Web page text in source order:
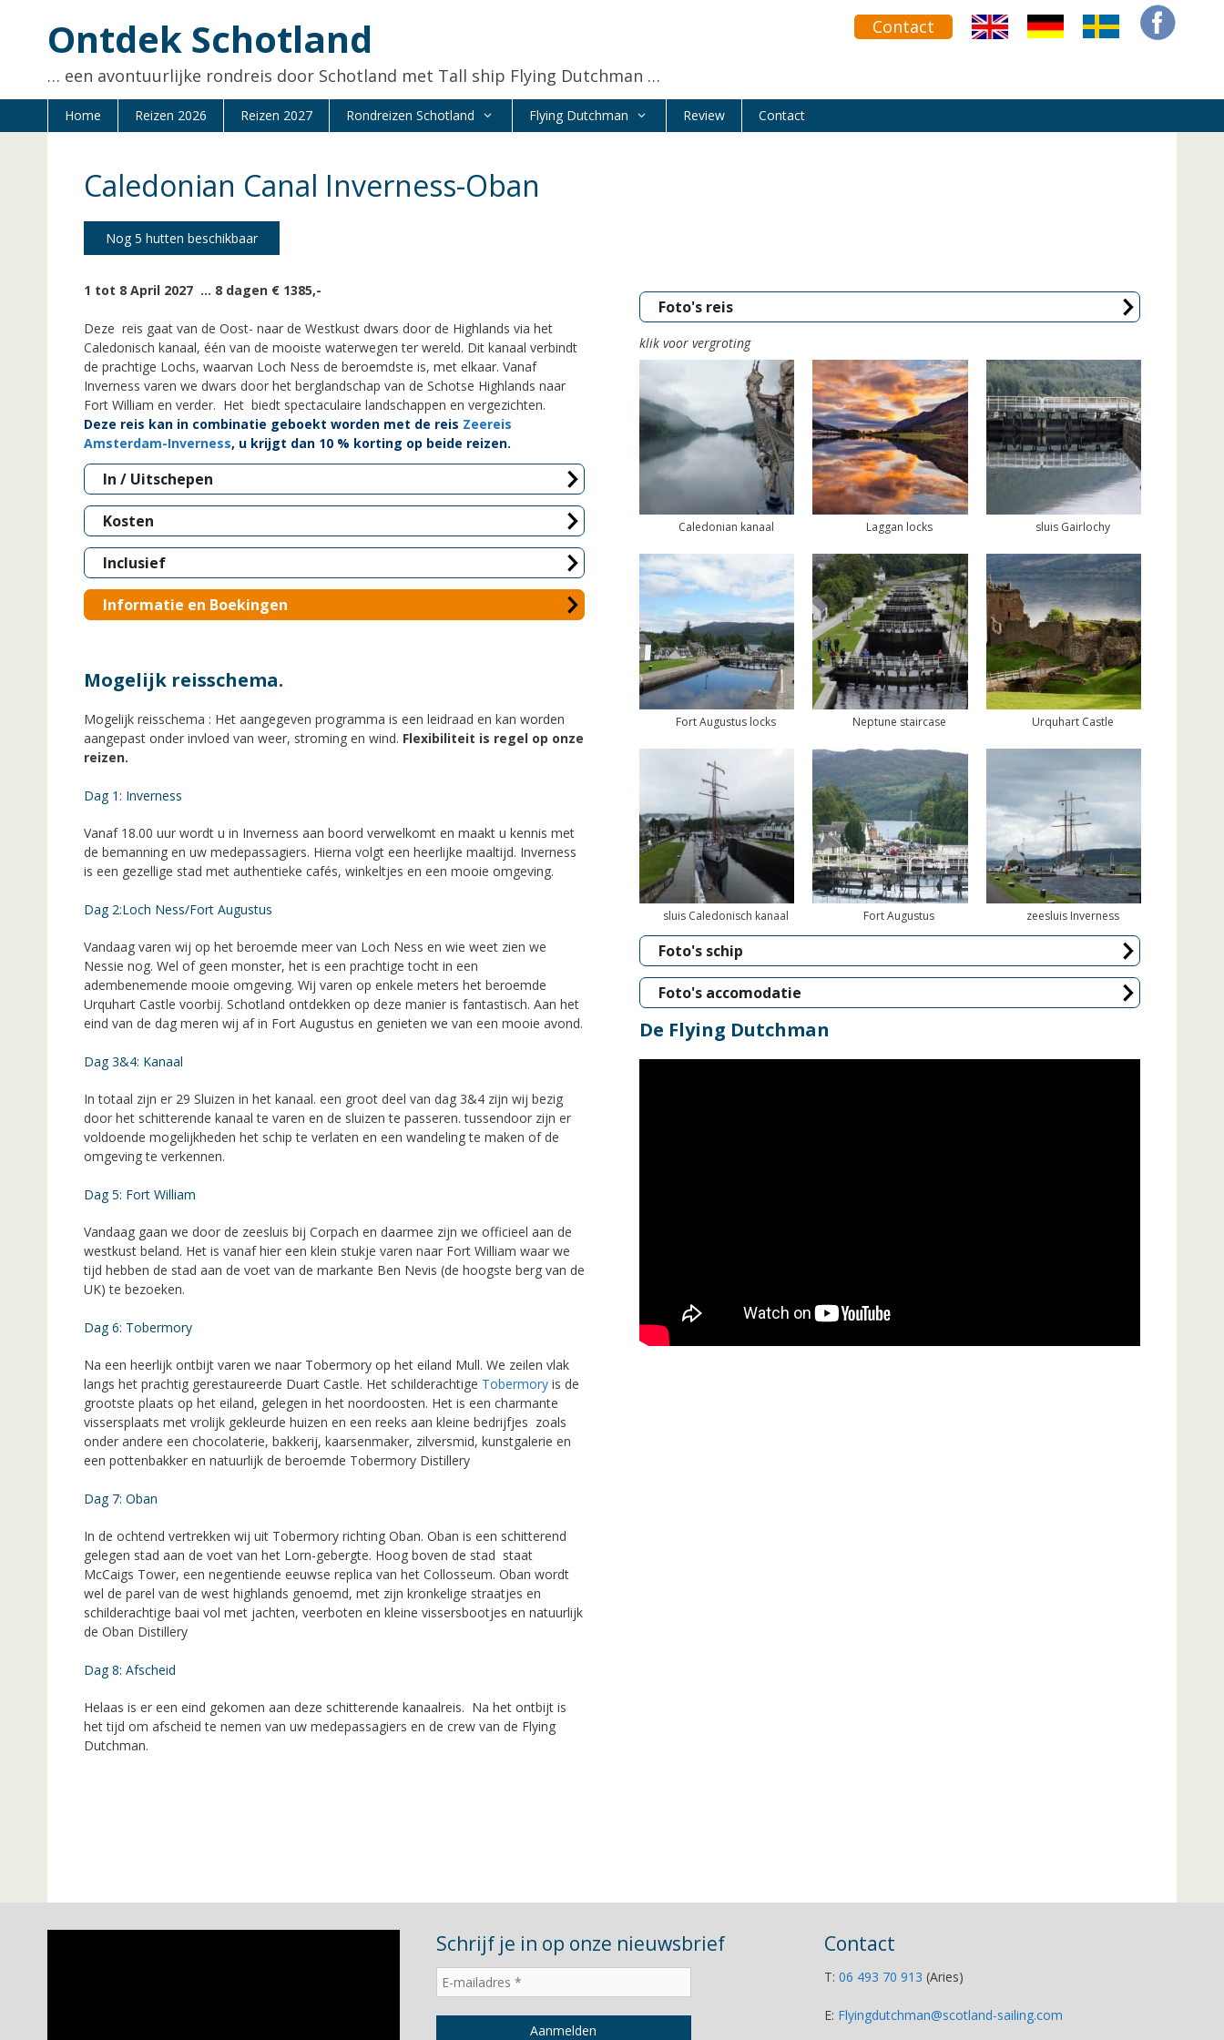
Contact
Ontdek Schotland
… een avontuurlijke rondreis door Schotland met Tall ship Flying Dutchman …
Home Reizen 2026 Reizen 2027 Rondreizen Schotland Flying Dutchman Review Contact
Caledonian Canal Inverness-Oban
Nog 5 hutten beschikbaar
1 tot 8 April 2027 … 8 dagen € 1385,-
Deze reis gaat van de Oost- naar de Westkust dwars door de Highlands via het
Caledonisch kanaal, één van de mooiste waterwegen ter wereld. Dit kanaal verbindt
de prachtige Lochs, waarvan Loch Ness de beroemdste is, met elkaar. Vanaf
Inverness varen we dwars door het berglandschap van de Schotse Highlands naar
Fort William en verder. Het biedt spectaculaire landschappen en vergezichten.
Deze reis kan in combinatie geboekt worden met de reis Zeereis
Amsterdam-Inverness, u krijgt dan 10 % korting op beide reizen.
In / Uitschepen
Kosten
Inclusief
Informatie en Boekingen
Mogelijk reisschema.
Mogelijk reisschema : Het aangegeven programma is een leidraad en kan worden
aangepast onder invloed van weer, stroming en wind. Flexibiliteit is regel op onze
reizen.
Dag 1: Inverness
Vanaf 18.00 uur wordt u in Inverness aan boord verwelkomt en maakt u kennis met
de bemanning en uw medepassagiers. Hierna volgt een heerlijke maaltijd. Inverness
is een gezellige stad met authentieke cafés, winkeltjes en een mooie omgeving.
Dag 2:Loch Ness/Fort Augustus
Vandaag varen wij op het beroemde meer van Loch Ness en wie weet zien we
Nessie nog. Wel of geen monster, het is een prachtige tocht in een
adembenemende mooie omgeving. Wij varen op enkele meters het beroemde
Urquhart Castle voorbij. Schotland ontdekken op deze manier is fantastisch. Aan het
eind van de dag meren wij af in Fort Augustus en genieten we van een mooie avond.
Dag 3&4: Kanaal
In totaal zijn er 29 Sluizen in het kanaal. een groot deel van dag 3&4 zijn wij bezig
door het schitterende kanaal te varen en de sluizen te passeren. tussendoor zijn er
voldoende mogelijkheden het schip te verlaten en een wandeling te maken of de
omgeving te verkennen.
Dag 5: Fort William
Vandaag gaan we door de zeesluis bij Corpach en daarmee zijn we officieel aan de
westkust beland. Het is vanaf hier een klein stukje varen naar Fort William waar we
tijd hebben de stad aan de voet van de markante Ben Nevis (de hoogste berg van de
UK) te bezoeken.
Dag 6: Tobermory
Na een heerlijk ontbijt varen we naar Tobermory op het eiland Mull. We zeilen vlak
langs het prachtig gerestaureerde Duart Castle. Het schilderachtige Tobermory is de
grootste plaats op het eiland, gelegen in het noordoosten. Het is een charmante
vissersplaats met vrolijk gekleurde huizen en een reeks aan kleine bedrijfjes zoals
onder andere een chocolaterie, bakkerij, kaarsenmaker, zilversmid, kunstgalerie en
een pottenbakker en natuurlijk de beroemde Tobermory Distillery
Dag 7: Oban
In de ochtend vertrekken wij uit Tobermory richting Oban. Oban is een schitterend
gelegen stad aan de voet van het Lorn-gebergte. Hoog boven de stad staat
McCaigs Tower, een negentiende eeuwse replica van het Collosseum. Oban wordt
wel de parel van de west highlands genoemd, met zijn kronkelige straatjes en
schilderachtige baai vol met jachten, veerboten en kleine vissersbootjes en natuurlijk
de Oban Distillery
Dag 8: Afscheid
Helaas is er een eind gekomen aan deze schitterende kanaalreis. Na het ontbijt is
het tijd om afscheid te nemen van uw medepassagiers en de crew van de Flying
Dutchman.
Foto's reis
klik voor vergroting
Caledonian kanaal Laggan locks sluis Gairlochy
Fort Augustus locks Neptune staircase Urquhart Castle
sluis Caledonisch kanaal Fort Augustus zeesluis Inverness
Foto's schip
Foto's accomodatie
De Flying Dutchman
Schrijf je in op onze nieuwsbrief Contact
T:06 493 70 913 (Aries)
E: Flyingdutchman@scotland-sailing.com